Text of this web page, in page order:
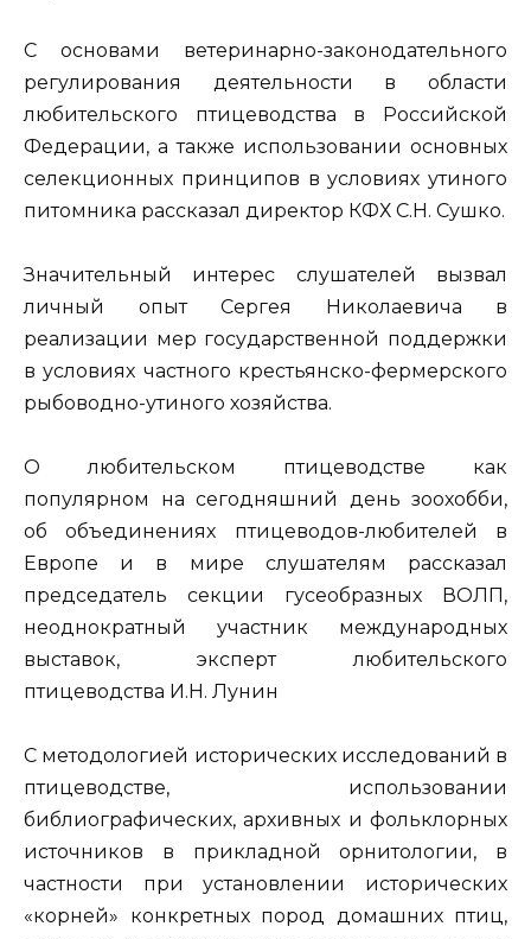
С основами ветеринарно-законодательного
регулирования деятельности в области
любительского птицеводства в Российской
Федерации, а также использовании основных
селекционных принципов в условиях утиного
питомника рассказал директор КФХ С.Н. Сушко.
Значительный интерес слушателей вызвал
личный опыт Сергея Николаевича в
реализации мер государственной поддержки
в условиях частного крестьянско-фермерского
рыбоводно-утиного хозяйства.
О любительском птицеводстве как
популярном на сегодняшний день зоохобби,
об объединениях птицеводов-любителей в
Европе и в мире слушателям рассказал
председатель секции гусеобразных ВОЛП,
неоднократный участник международных
выставок, эксперт любительского
птицеводства И.Н. Лунин
С методологией исторических исследований в
птицеводстве, использовании
библиографических, архивных и фольклорных
источников в прикладной орнитологии, в
частности при установлении исторических
«корней» конкретных пород домашних птиц,